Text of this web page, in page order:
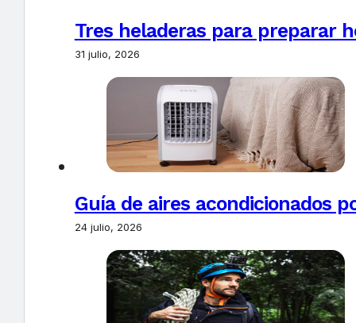
Tres heladeras para preparar
31 julio, 2026
Guía de aires acondicionados
24 julio, 2026